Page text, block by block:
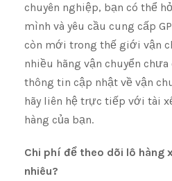
chuyên nghiệp, bạn có thể
mình và yêu cầu cung cấp
còn mới trong thế giới vận
nhiều hãng vận chuyển
thông tin cập nhật về vận
hãy liên hệ trực tiếp với tài
hàng của bạn.
Chi phí để theo dõi lô hàng
nhiêu?